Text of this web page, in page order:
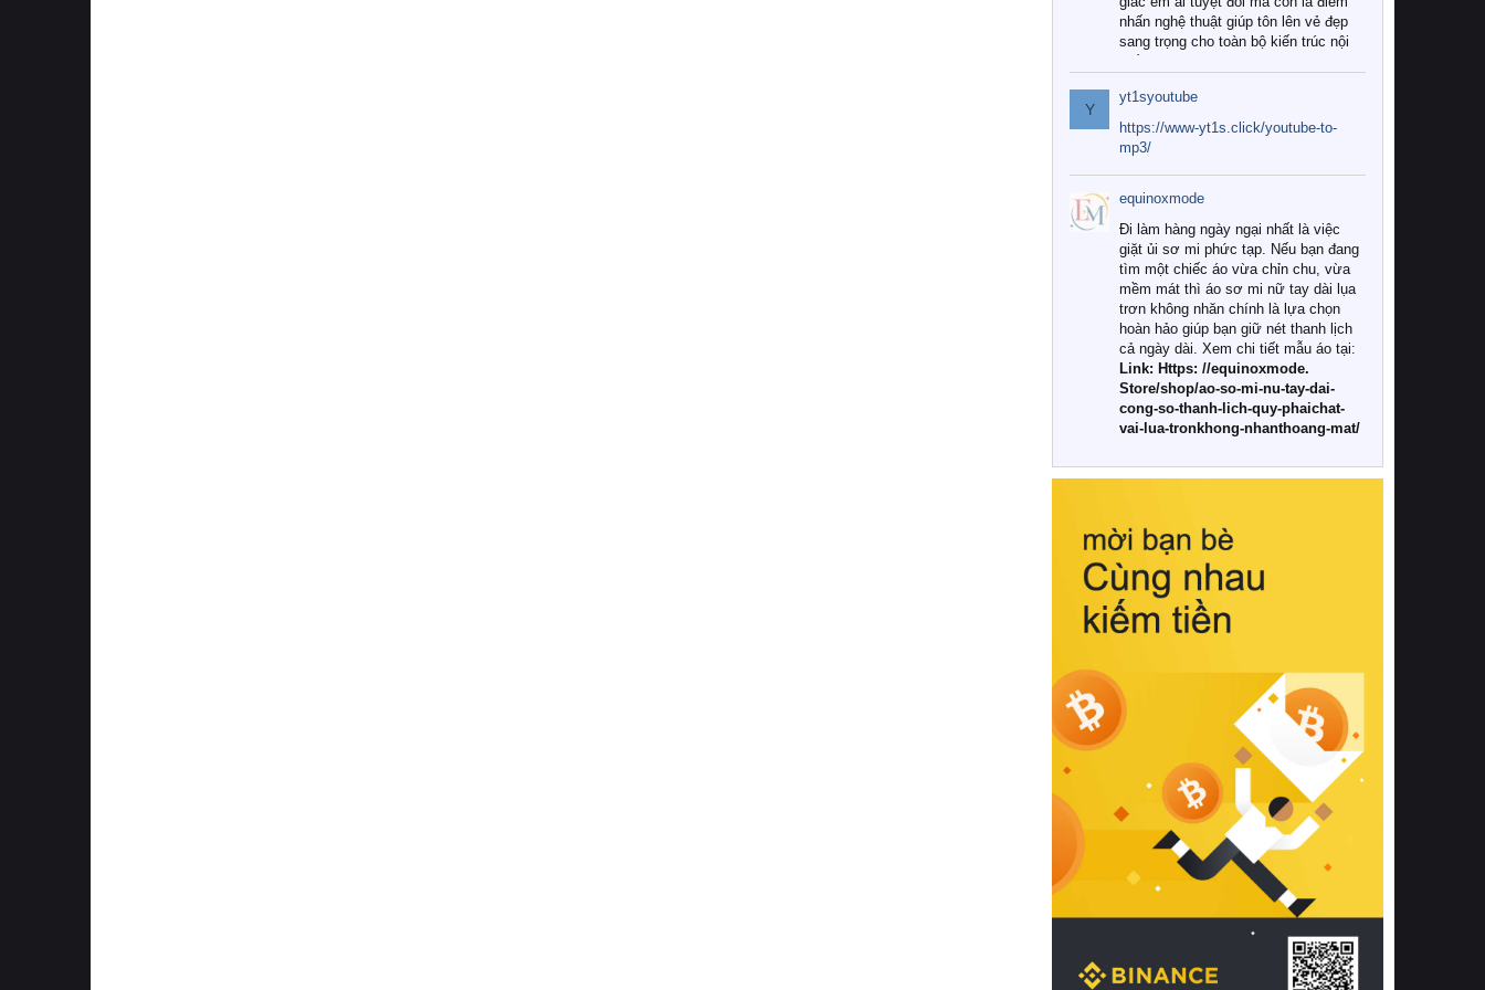
nhấn nghệ thuật giúp tôn lên vẻ đẹp
sang trọng cho toàn bộ kiến trúc nội
Tuy nhiên, giữa thị trường đa dạng
với vô vàn thương hiệu và mẫu mã
như hiện nay, làm thế nào để chọn
được những bộ chăn ga gối đệm cao
cấp thực sự chất lượng, phù hợp với
khí hậu và nhu cầu sử dụng của gia
đình? Hãy cùng chúng tôi đi tìm lời
giải đáp chi tiết qua bài viết dưới đây.
1. Tại sao các gia đình hiện đại lại ưa
chuộng chăn ga gối đệm cao cấp?
Khác với các dòng sản phẩm thông
thường, những bộ chăn ga gối đệm
cao cấp trải qua quy trình sản xuất
nghiêm ngặt từ khâu chọn lọc nguyên
liệu tự nhiên đến công nghệ dệt
nhuộm hiện đại không chứa hóa chất
này, bạn sẽ cảm nhận rõ rệt sự khác
hồi chuẩn xác của phần đệm nâng đỡ
cột sống.
Bên cạnh đó, việc lựa chọn các dòng
sản phẩm đạt chuẩn chất lượng quốc
tế còn giúp ngăn ngừa tình trạng kích
khuẩn và nấm mốc trong điều kiện
thời tiết nóng ẩm. Bạn có thể tìm hiểu
thêm các nghiên cứu khoa học về tác
động của giấc ngủ và môi trường
phòng ngủ đối với sức khỏe con
người tại Sleep Foundation (External
Link) để có cái nhìn toàn diện hơn.
2. Các tiêu chí vàng khi lựa chọn
chăn ga gối đệm cao cấp cho phòng
ngủ
Để sở hữu một bộ chăn ga gối đệm
cao cấp hoàn hảo cả về thẩm mỹ lẫn
công năng, người tiêu dùng cần cân
nhắc kỹ lưỡng các tiêu chí quan trọng
Y
yt1syoutube
https://www-yt1s.click/youtube-to-
mp3/
equinoxmode
Đi làm hàng ngày ngại nhất là việc
giặt ủi sơ mi phức tạp. Nếu bạn đang
tìm một chiếc áo vừa chỉn chu, vừa
mềm mát thì áo sơ mi nữ tay dài lụa
trơn không nhăn chính là lựa chọn
hoàn hảo giúp bạn giữ nét thanh lịch
cả ngày dài. Xem chi tiết mẫu áo tại:
Link: Https: //equinoxmode.
Store/shop/ao-so-mi-nu-tay-dai-
cong-so-thanh-lich-quy-phaichat-
vai-lua-tronkhong-nhanthoang-mat/